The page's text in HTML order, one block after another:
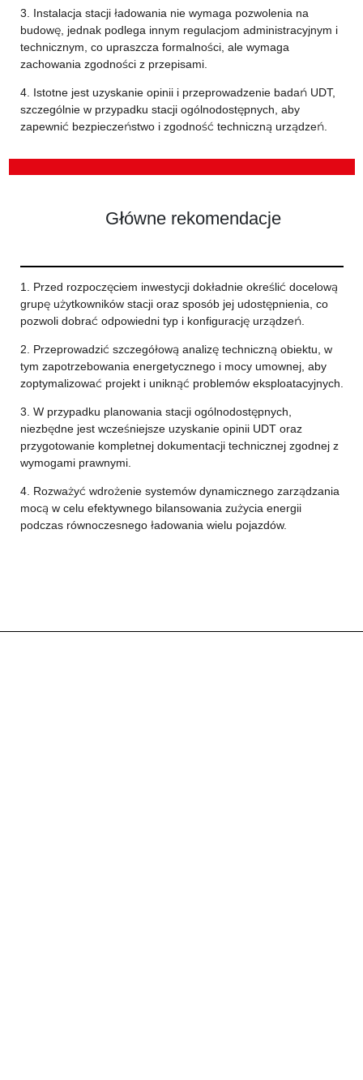
3. Instalacja stacji ładowania nie wymaga pozwolenia na
budowę, jednak podlega innym regulacjom administracyjnym i
technicznym, co upraszcza formalności, ale wymaga
zachowania zgodności z przepisami.
4. Istotne jest uzyskanie opinii i przeprowadzenie badań UDT,
szczególnie w przypadku stacji ogólnodostępnych, aby
zapewnić bezpieczeństwo i zgodność techniczną urządzeń.
Główne rekomendacje
1. Przed rozpoczęciem inwestycji dokładnie określić docelową
grupę użytkowników stacji oraz sposób jej udostępnienia, co
pozwoli dobrać odpowiedni typ i konfigurację urządzeń.
2. Przeprowadzić szczegółową analizę techniczną obiektu, w
tym zapotrzebowania energetycznego i mocy umownej, aby
zoptymalizować projekt i uniknąć problemów eksploatacyjnych.
3. W przypadku planowania stacji ogólnodostępnych,
niezbędne jest wcześniejsze uzyskanie opinii UDT oraz
przygotowanie kompletnej dokumentacji technicznej zgodnej z
wymogami prawnymi.
4. Rozważyć wdrożenie systemów dynamicznego zarządzania
mocą w celu efektywnego bilansowania zużycia energii
podczas równoczesnego ładowania wielu pojazdów.